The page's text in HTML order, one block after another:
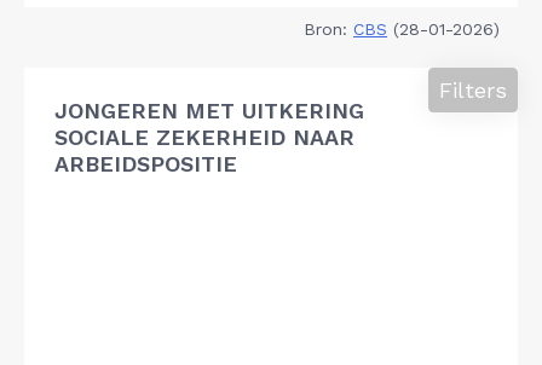
Bron: CBS (28-01-2026)
JONGEREN MET UITKERING
SOCIALE ZEKERHEID NAAR
ARBEIDSPOSITIE
Filters